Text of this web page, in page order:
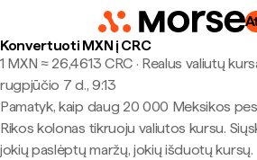
Konvertuoti MXN į CRC
1 MXN ≈ 26,4613 CRC · Realus valiutų
rugpjūčio 7 d., 9:13
Pamatyk, kaip daug 20 000 Meksikos
Rikos kolonas tikruoju valiutos kursu.
jokių paslėptų maržų, jokių išduotų kursų.